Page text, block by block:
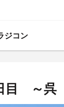
ジコン
目 ～呉